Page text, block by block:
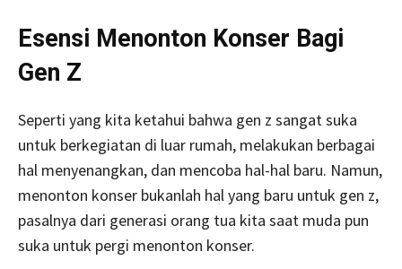
Esensi Menonton Konser Bagi
Gen Z
Seperti yang kita ketahui bahwa gen z sangat suka
untuk berkegiatan di luar rumah, melakukan berbagai
hal menyenangkan, dan mencoba hal-hal baru. Namun,
menonton konser bukanlah hal yang baru untuk gen z,
pasalnya dari generasi orang tua kita saat muda pun
suka untuk pergi menonton konser.